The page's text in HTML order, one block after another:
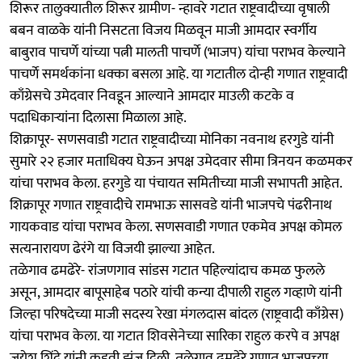
शिरूर तालुक्यातील शिरूर ग्रामीण- न्हावरे गटात राष्ट्रवादीच्या वृषाली
बबन वाळके यांनी निसटता विजय मिळवून माजी आमदार स्वर्गीय
बाबुराव पाचर्णे यांच्या पत्नी मालती पाचर्णे (भाजप) यांचा पराभव केल्याने
पाचर्णे समर्थकांना धक्का बसला आहे. या गटातील दोन्ही गणात राष्ट्रवादी
काँग्रेसचे उमेदवार निवडून आल्याने आमदार माउली कटके व
पदाधिकाऱ्यांना दिलासा मिळाला आहे.
शिक्रापूर- सणसवाडी गटात राष्ट्रवादीच्या मोनिका नवनाथ हरगुडे यांनी
सुमारे २२ हजार मताधिक्य घेऊन अपक्ष उमेदवार सीमा त्रिनयन कळमकर
यांचा पराभव केला. हरगुडे या पंचायत समितीच्या माजी सभापती आहेत.
शिक्रापूर गणात राष्ट्रवादीचे रामभाऊ सासवडे यांनी भाजपचे पंढरीनाथ
गायकवाड यांचा पराभव केला. सणसवाडी गणात एकमेव अपक्ष कोमल
सत्यनारायण ढेरंगे या विजयी झाल्या आहेत.
तळेगाव ढमढेरे- रांजणगाव सांडस गटात पहिल्यांदाच कमळ फुलले
असून, आमदार बापूसाहेब पठारे यांची कन्या दीपाली राहुल गव्हाणे यांनी
जिल्हा परिषदेच्या माजी सदस्य रेखा मंगलदास बांदल (राष्ट्रवादी काँग्रेस)
यांचा पराभव केला. या गटात शिवसेनेच्या सारिका राहुल करपे व अपक्ष